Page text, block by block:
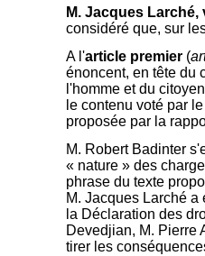
M. Jacques
considéré que, sur
A l'article premier(
énoncent, en tête du
l'homme et du
le contenu voté par
proposée par la
M. Robert Badinter
« nature » des
phrase du texte
M. Jacques Larché
la Déclaration des
Devedjian, M. Pierre
tirer les